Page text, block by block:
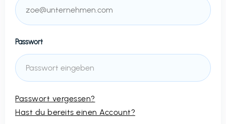
Passwort
Passwort vergessen?
Hast du bereits einen Account?